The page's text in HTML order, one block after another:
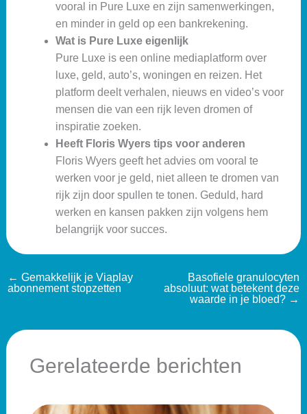
vooral in Pure Luxe en zijn samenwerkingen,
en minder in geld op een bankrekening.
Wat is Pure Luxe eigenlijk
Pure Luxe is een online mediaplatform over
luxe, geld, auto’s, woningen en reizen. Het
platform deelt verhalen, nieuws en video’s voor
mensen die van een rijk leven dromen of
inspiratie zoeken.
Heeft Floris Wyers tips voor anderen
Floris Wyers geeft het advies om vooral te
werken voor je geld, niet alleen te dromen van
rijk zijn door spullen te tonen. Geduld, hard
werken en kansen pakken zijn volgens hem
belangrijk voor succes.
← Gemakkelijk je Viaplay
abonnement stopzetten
Basofiele granulocyten
absoluut: wat betekent deze
waarde in je bloed? →
Gerelateerde berichten